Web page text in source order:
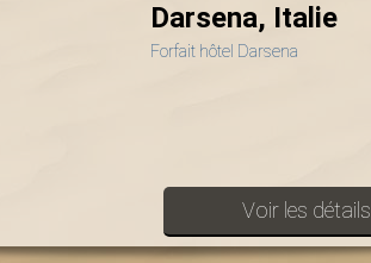
Darsena, Italie
Forfait hôtel Darsena
Voir les détails